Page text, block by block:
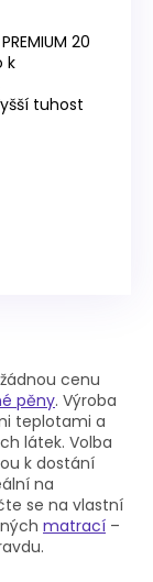
20
k
tuhost
cenu
pěny. Výroba
teplotami a
látek. Volba
k dostání
na
se na vlastní
matrací –